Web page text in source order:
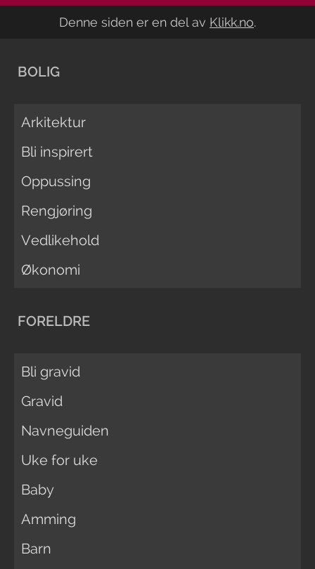
Denne siden er en del av Klikk.no.
BOLIG
Arkitektur
Bli inspirert
Oppussing
Rengjøring
Vedlikehold
Økonomi
FORELDRE
Bli gravid
Gravid
Navneguiden
Uke for uke
Baby
Amming
Barn